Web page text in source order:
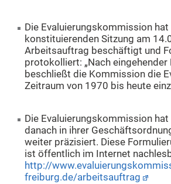
Die Evaluierungskommission
konstituierenden Sitzung am
Arbeitsauftrag beschäftigt und
protokolliert: „Nach eingehender
beschließt die Kommission die
Zeitraum von 1970 bis heute
Die Evaluierungskommission
danach in ihrer
weiter präzisiert. Diese
ist öffentlich im Internet
http://
freiburg.de/arbeitsauftrag